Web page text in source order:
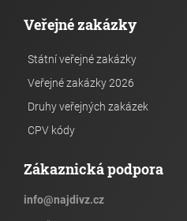
Veřejné zakázky
Státní veřejné zakázky
Veřejné zakázky 2026
Druhy veřejných zakázek
CPV kódy
Zákaznická podpora
info@najdivz.cz